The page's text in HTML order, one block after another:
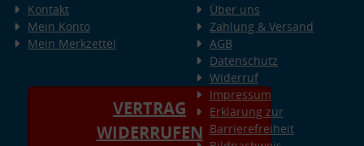
Kontakt
Mein Konto
Mein Merkzettel
VERTRAG
WIDERRUFEN
Über uns
Zahlung & Versand
AGB
Datenschutz
Widerruf
Impressum
Erklärung zur
Barrierefreiheit